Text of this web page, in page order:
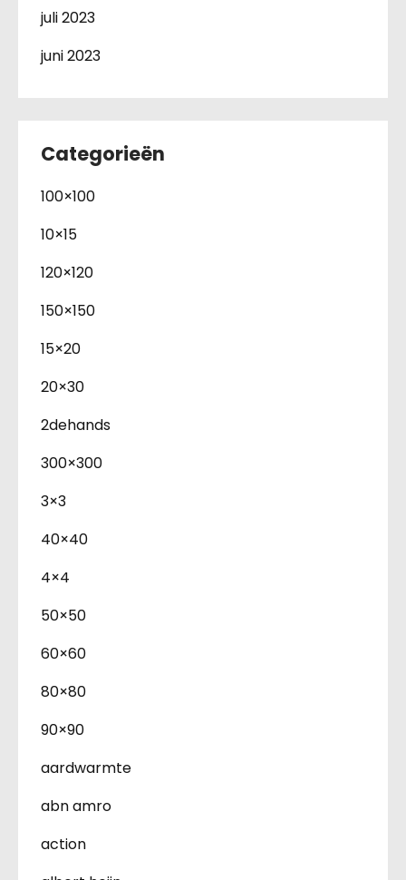
juli 2023
juni 2023
Categorieën
100×100
10×15
120×120
150×150
15×20
20×30
2dehands
300×300
3×3
40×40
4×4
50×50
60×60
80×80
90×90
aardwarmte
abn amro
action